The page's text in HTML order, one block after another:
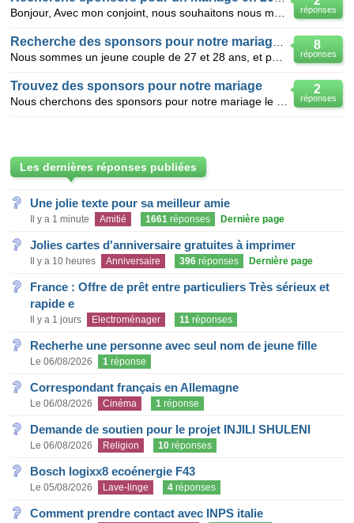
réponses
8
réponses
2
réponses
Trouvez des sponsors pour notre mariage
Les dernières réponses publiées
Une jolie texte pour sa meilleur amie
Il y a 1 minute Amitié 1661 réponses Dernière page
Jolies cartes d'anniversaire gratuites à imprimer
Il y a 10 heures Anniversaire 396 réponses Dernière page
France : Offre de prêt entre particuliers Très sérieux et
rapide e
Il y a 1 jours Electroménager 11 réponses
Recherhe une personne avec seul nom de jeune fille
Le 06/08/2026 1 réponse
Correspondant français en Allemagne
Le 06/08/2026 Cinéma 1 réponse
Demande de soutien pour le projet INJILI SHULENI
Le 06/08/2026 Religion 10 réponses
Bosch logixx8 ecoénergie F43
Le 05/08/2026 Lave-linge 4 réponses
Comment prendre contact avec INPS italie